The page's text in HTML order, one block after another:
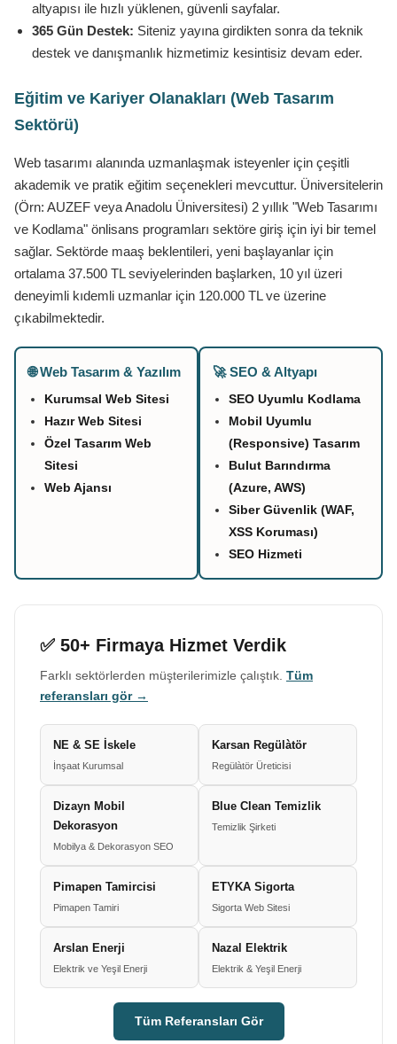
altyapısı ile hızlı yüklenen, güvenli sayfalar.
365 Gün Destek: Siteniz yayına girdikten sonra da teknik
destek ve danışmanlık hizmetimiz kesintisiz devam eder.
Eğitim ve Kariyer Olanakları (Web Tasarım
Sektörü)
Web tasarımı alanında uzmanlaşmak isteyenler için çeşitli
akademik ve pratik eğitim seçenekleri mevcuttur. Üniversitelerin
(Örn: AUZEF veya Anadolu Üniversitesi) 2 yıllık "Web Tasarımı
ve Kodlama" önlisans programları sektöre giriş için iyi bir temel
sağlar. Sektörde maaş beklentileri, yeni başlayanlar için
ortalama 37.500 TL seviyelerinden başlarken, 10 yıl üzeri
deneyimli kıdemli uzmanlar için 120.000 TL ve üzerine
çıkabilmektedir.
🌐 Web Tasarım & Yazılım
Kurumsal Web Sitesi
Hazır Web Sitesi
Özel Tasarım Web
Sitesi
Web Ajansı
🚀 SEO & Altyapı
SEO Uyumlu Kodlama
Mobil Uyumlu
(Responsive) Tasarım
Bulut Barındırma
(Azure, AWS)
Siber Güvenlik (WAF,
XSS Koruması)
SEO Hizmeti
✅ 50+ Firmaya Hizmet Verdik
Farklı sektörlerden müşterilerimizle çalıştık. Tüm
referansları gör →
NE & SE İskele
İnşaat Kurumsal
Karsan Regülàtör
Regülàtör Üreticisi
Dizayn Mobil
Dekorasyon
Mobilya & Dekorasyon SEO
Blue Clean Temizlik
Temizlik Şirketi
Pimapen Tamircisi
Pimapen Tamiri
ETYKA Sigorta
Sigorta Web Sitesi
Arslan Enerji
Elektrik ve Yeşil Enerji
Nazal Elektrik
Elektrik & Yeşil Enerji
Tüm Referansları Gör